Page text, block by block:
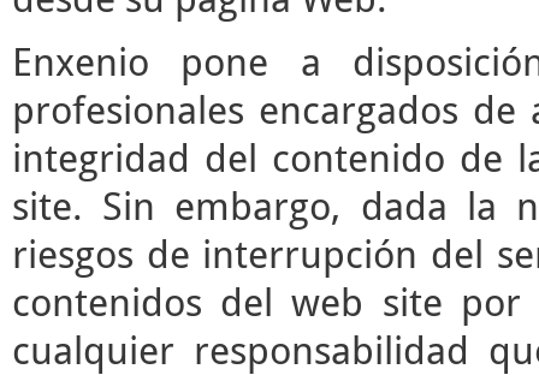
Enxenio pone a
profesionales encargados
integridad del contenido de
site. Sin embargo, dada la
riesgos de interrupción del
contenidos del web site por
cualquier responsabilidad